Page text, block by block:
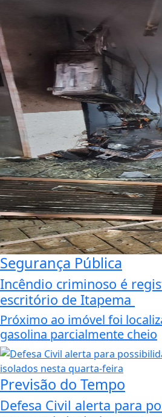
Segurança Pública
Incêndio criminoso é
escritório de Itapema
Próximo ao imóvel foi
gasolina parcialmente cheio
Previsão do Tempo
Defesa Civil alerta para